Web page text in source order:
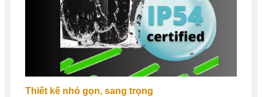
Thiết kế nhỏ gọn, sang trọng